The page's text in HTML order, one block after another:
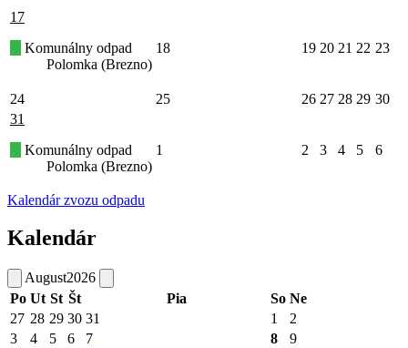
17
Komunálny odpad
Polomka (Brezno)
18 19 20 21 22 23
24 25 26 27 28 29 30
31
Komunálny odpad
Polomka (Brezno)
1 2 3 4 5 6
Kalendár zvozu odpadu
Kalendár
August2026
Po Ut St Št Pia So Ne
27 28 29 30 31 1
2
3
4 5 6 7 8 9